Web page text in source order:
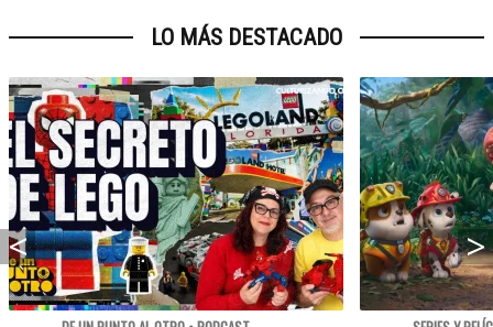
LO MÁS DESTACADO